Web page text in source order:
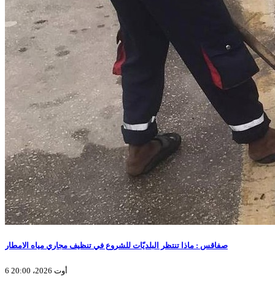
صفاقس : ماذا تنتظر البلديّات للشروع في تنظيف مجاري مياه الامطار
6 أوت 2026، 20:00